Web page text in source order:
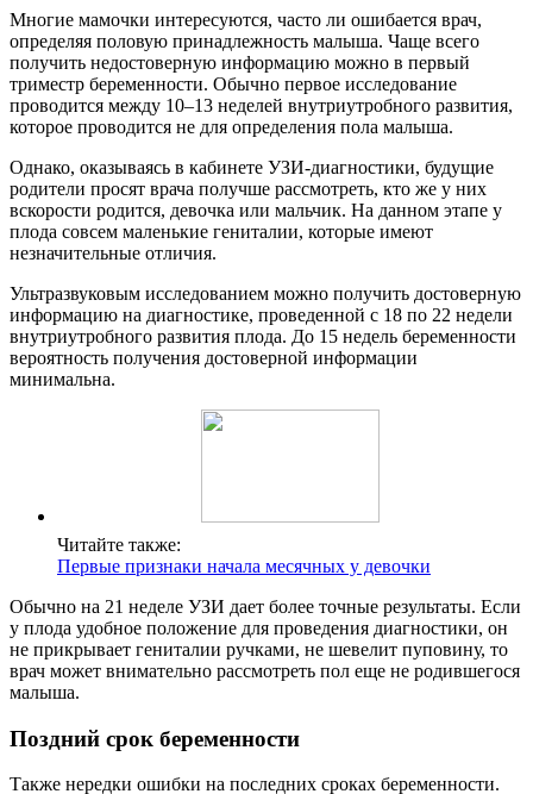
Многие мамочки интересуются, часто ли ошибается врач,
определяя половую принадлежность малыша. Чаще всего
получить недостоверную информацию можно в первый
триместр беременности. Обычно первое исследование
проводится между 10–13 неделей внутриутробного развития,
которое проводится не для определения пола малыша.
Однако, оказываясь в кабинете УЗИ-диагностики, будущие
родители просят врача получше рассмотреть, кто же у них
вскорости родится, девочка или мальчик. На данном этапе у
плода совсем маленькие гениталии, которые имеют
незначительные отличия.
Ультразвуковым исследованием можно получить достоверную
информацию на диагностике, проведенной с 18 по 22 недели
внутриутробного развития плода. До 15 недель беременности
вероятность получения достоверной информации
минимальна.
Читайте также:
Первые признаки начала месячных у девочки
Обычно на 21 неделе УЗИ дает более точные результаты. Если
у плода удобное положение для проведения диагностики, он
не прикрывает гениталии ручками, не шевелит пуповину, то
врач может внимательно рассмотреть пол еще не родившегося
малыша.
Поздний срок беременности
Также нередки ошибки на последних сроках беременности.